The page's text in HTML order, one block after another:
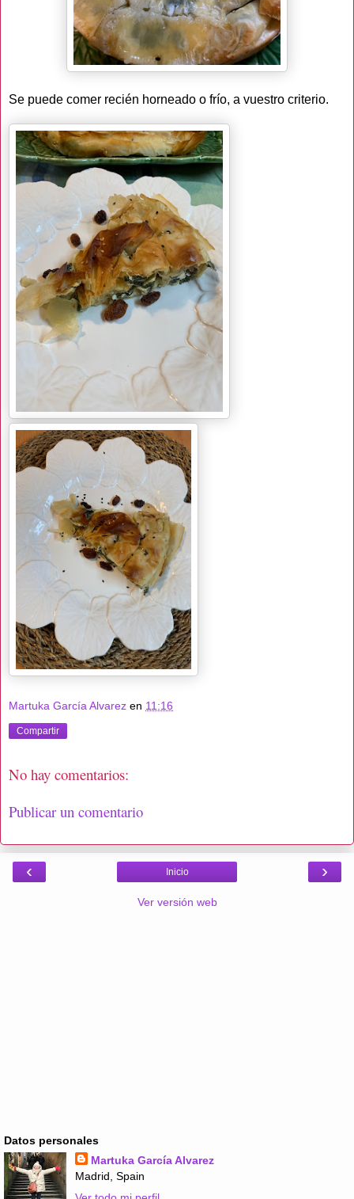
Se puede comer recién horneado o frío, a vuestro criterio.
Martuka García Alvarez en 11:16
Compartir
No hay comentarios:
Publicar un comentario
‹ ›
Inicio
Ver versión web
Datos personales
Martuka García Alvarez
Madrid, Spain